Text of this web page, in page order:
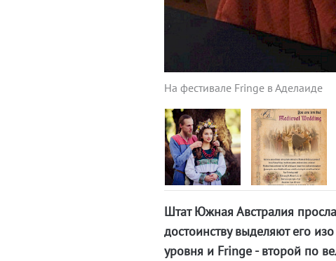
На фестивале Fringe в Аделаиде
Штат Южная Австралия
достоинству выделяют его
уровня и Fringe - второй по